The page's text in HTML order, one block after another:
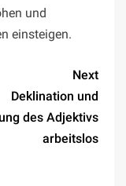
und
einsteigen.
Next
Deklination und
des Adjektivs
arbeitslos